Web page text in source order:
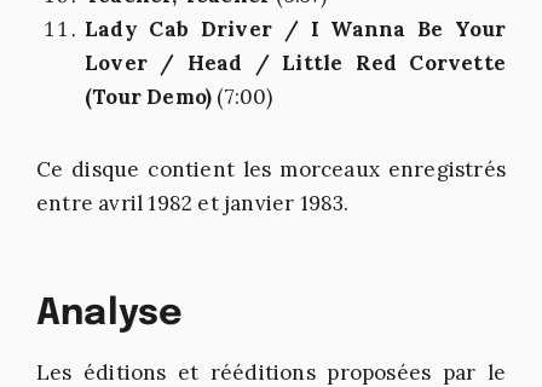
Lady Cab Driver / I Wanna Be Your
Lover / Head / Little Red Corvette
(Tour Demo) (7:00)
Ce disque contient les morceaux enregistrés
entre avril 1982 et janvier 1983.
Analyse
Les éditions et rééditions proposées par le